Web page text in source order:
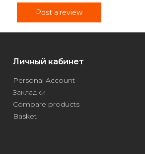
Post a review
Личный кабинет
Personal Account
Закладки
Compare products
Basket